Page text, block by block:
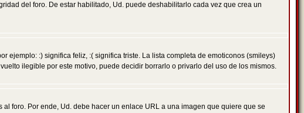
del foro. De estar habilitado, Ud. puede deshabilitarlo cada vez que crea un
:) significa feliz, :( significa triste. La lista completa de emoticonos (smileys)
ilegible por este motivo, puede decidir borrarlo o privarlo del uso de los mismos.
foro. Por ende, Ud. debe hacer un enlace URL a una imagen que quiere que se